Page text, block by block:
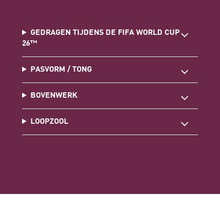
GEDRAGEN TIJDENS DE FIFA WORLD CUP
26™
PASVORM / TONG
BOVENWERK
LOOPZOOL